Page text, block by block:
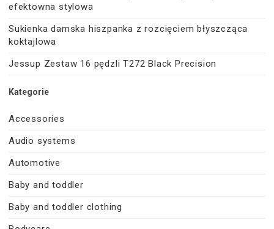
efektowna stylowa
Sukienka damska hiszpanka z rozcięciem błyszcząca
koktajlowa
Jessup Zestaw 16 pędzli T272 Black Precision
Kategorie
Accessories
Audio systems
Automotive
Baby and toddler
Baby and toddler clothing